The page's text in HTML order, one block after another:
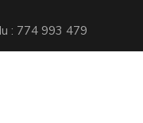
: 774 993 479